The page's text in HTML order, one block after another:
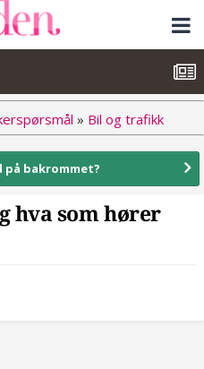
» Bil og trafikk
på bakrommet?
hva som hører